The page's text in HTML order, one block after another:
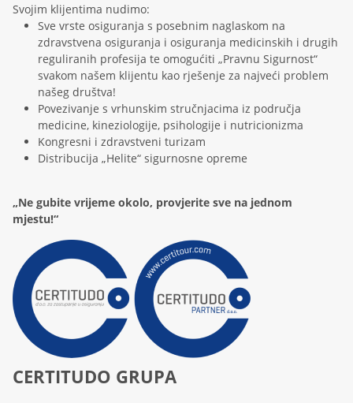
Svojim klijentima nudimo:
Sve vrste osiguranja s posebnim naglaskom na
zdravstvena osiguranja i osiguranja medicinskih i drugih
reguliranih profesija te omogućiti „Pravnu Sigurnost“
svakom našem klijentu kao rješenje za najveći problem
našeg društva!
Povezivanje s vrhunskim stručnjacima iz područja
medicine, kineziologije, psihologije i nutricionizma
Kongresni i zdravstveni turizam
Distribucija „Helite“ sigurnosne opreme
„Ne gubite vrijeme okolo, provjerite sve na jednom
mjestu!“
CERTITUDO GRUPA